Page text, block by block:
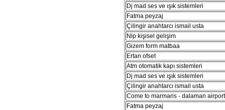
Dj mad ses ve ışık sistemleri
Fatma peyzaj
Çilingir anahtarcı ismail usta
Nlp kişisel gelişim
Gizem form matbaa
Ertan ofset
Atm otomatik kapı sistemleri
Dj mad ses ve ışık sistemleri
Çilingir anahtarcı ismail usta
Come to marmaris - dalaman
Fatma peyzaj